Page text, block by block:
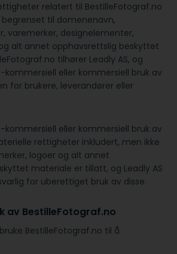
relatert til BestilleFotograf.no
til domenenavn,
varemerker, designelementer,
alt annet opphavsrettslig beskyttet
tilhører Leadly AS, og
eller kommersiell bruk av
for brukere, leverandører eller
eller kommersiell bruk av
rettigheter inkludert, men ikke
logoer og alt annet
materiale er tillatt, og Leadly AS
for uberettiget bruk av disse.
av BestilleFotograf.no
BestilleFotograf.no til å